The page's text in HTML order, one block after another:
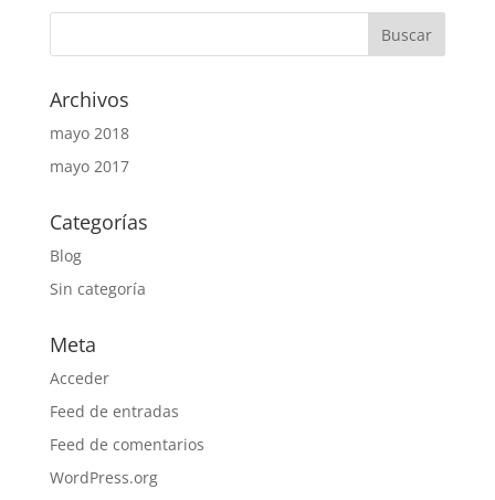
Archivos
mayo 2018
mayo 2017
Categorías
Blog
Sin categoría
Meta
Acceder
Feed de entradas
Feed de comentarios
WordPress.org